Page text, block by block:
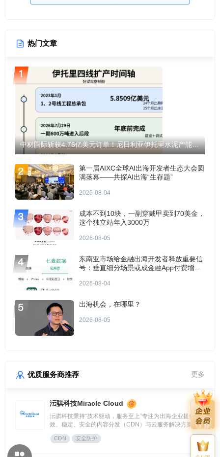
热门文章
中材国际斩获4.76亿美元订单！尼日利亚伊托里水泥产能将翻倍至1200万吨！
第一届AIXC全球AI出海开发者生态大会圆
满落幕——共探AI出海“生存题”
2026-08-04
成本不到10块，一副穿戴甲卖到70美金，
这个独立站年入3000万
2026-08-05
东南亚市场给金融出海开发者释放重要信
号：垂直细分场景或成金融App付费增长
2026-08-04
出海机会，在哪里？
2026-08-05
优质服务商推荐 更多
沄骐科技Miracle Cloud
沄骐科技秉持“技术驱动，服务至上”专注为出海企业提供高
效、稳定、安全的内容分发（CDN）与云服务解决方案，是
全球边缘云领导者Fastly中国区首个合作伙伴。团队由业内资
深专家组成，拥有大规模分布式架构服务经验，提供全流程技
术支持与定制化方案，曾服务腾讯、快手、网易、Temu、米
CDN 安全防护